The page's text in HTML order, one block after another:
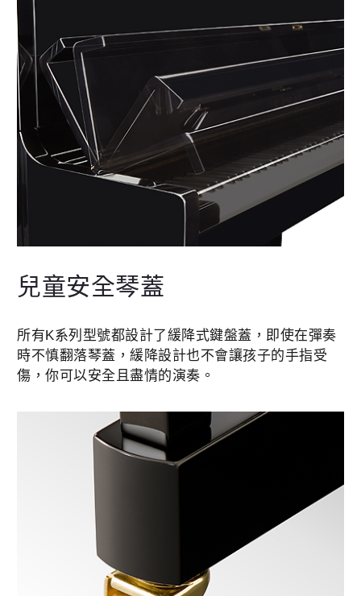
兒童安全琴蓋
所有K系列型號都設計了緩降式鍵盤蓋，即使在彈奏
時不慎翻落琴蓋，緩降設計也不會讓孩子的手指受
傷，你可以安全且盡情的演奏。